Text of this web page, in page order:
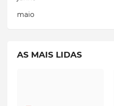
maio
AS MAIS LIDAS